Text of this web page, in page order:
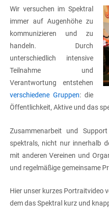
Wir versuchen im Spektral
immer auf Augenhöhe zu
kommunizieren und zu
handeln. Durch
unterschiedlich intensive
Teilnahme und
Verantwortung entstehen
verschiedene Gruppen: die
Öffentlichkeit, Aktive und das
Zusammenarbeit und
spektrals, nicht nur innerhalb
mit anderen Vereinen und
und regelmäßige gemeinsame
Hier unser kurzes Portraitvideo
dem das Spektral kurz und